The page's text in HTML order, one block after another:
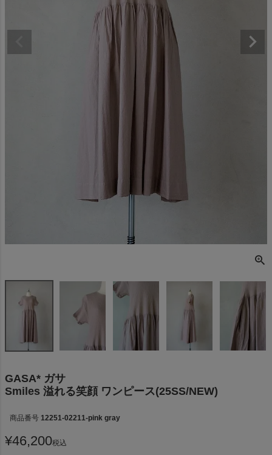
GASA* ガサ
Smiles 溢れる笑顔 ワンピース(25SS/NEW)
商品番号 12251-02211-pink gray
¥46,200税込